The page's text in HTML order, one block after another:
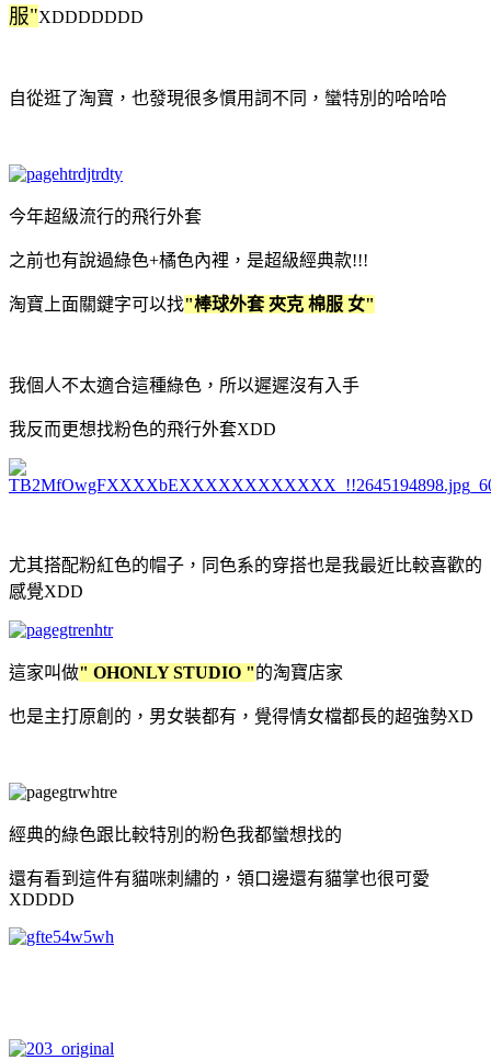
服"XDDDDDDD
自從逛了淘寶，也發現很多慣用詞不同，蠻特別的哈哈哈
今年超級流行的飛行外套
之前也有說過綠色+橘色內裡，是超級經典款!!!
淘寶上面關鍵字可以找"棒球外套 夾克 棉服 女"
我個人不太適合這種綠色，所以遲遲沒有入手
我反而更想找粉色的飛行外套XDD
尤其搭配粉紅色的帽子，同色系的穿搭也是我最近比較喜歡的
感覺XDD
這家叫做" OHONLY STUDIO "的淘寶店家
也是主打原創的，男女裝都有，覺得情女檔都長的超強勢XD
經典的綠色跟比較特別的粉色我都蠻想找的
還有看到這件有貓咪刺繡的，領口邊還有貓掌也很可愛
XDDDD